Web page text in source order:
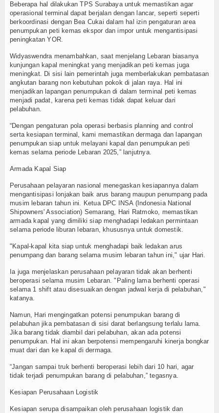
Beberapa hal dilakukan TPS Surabaya untuk memastikan agar
operasional terminal dapat berjalan dengan lancar, seperti seperti
berkoordinasi dengan Bea Cukai dalam hal izin pengaturan area
penumpukan peti kemas ekspor dan impor untuk mengantisipasi
peningkatan YOR.
Widyaswendra menambahkan, saat menjelang Lebaran biasanya
kunjungan kapal meningkat yang menjadikan peti kemas juga
meningkat. Di sisi lain pemerintah juga memberlakukan pembatasan
angkutan barang non kebutuhan pokok di jalan raya. Hal ini
menjadikan lapangan penumpukan di dalam terminal peti kemas
menjadi padat, karena peti kemas tidak dapat keluar dari
pelabuhan.
“Dengan pengaturan pola operasi berbasis planning and control
serta kesiapan terminal, kami memastikan dermaga dan lapangan
penumpukan siap untuk melayani kapal dan penumpukan peti
kemas selama periode Lebaran 2025,” lanjutnya.
Armada Kapal Siap
Perusahaan pelayaran nasional menegaskan kesiapannya dalam
mengantisipasi lonjakan baik arus barang maupun penumpang pada
musim lebaran tahun ini. Ketua DPC INSA (Indonesia National
Shipowners' Association) Semarang, Hari Ratmoko, memastikan
armada kapal yang dimiliki siap menghadapi ledakan permintaan
selama periode liburan lebaran, khususnya untuk domestik.
"Kapal-kapal kita siap untuk menghadapi baik ledakan arus
penumpang dan barang selama musim lebaran tahun ini," ujar Hari.
Ia juga menjelaskan perusahaan pelayaran tidak akan berhenti
beroperasi selama musim Lebaran. "Paling lama berhenti operasi
selama 1 shift atau disesuaikan dengan jadwal kerja di pelabuhan,"
katanya.
Namun, Hari mengingatkan potensi penumpukan barang di
pelabuhan jika pembatasan di sisi darat berlangsung terlalu lama.
Jika barang tidak diambil dari pelabuhan, akan ada potensi
penumpukan. Hal ini akan berpotensi mempengaruhi kinerja bongkar
muat dari dan ke kapal di dermaga.
“Jangan sampai truk berhenti beroperasi lebih dari 10 hari, agar
tidak terjadi penumpukan barang di pelabuhan,” tegasnya.
Kesiapan Perusahaan Logistik
Kesiapan serupa disampaikan oleh perusahaan logistik dan